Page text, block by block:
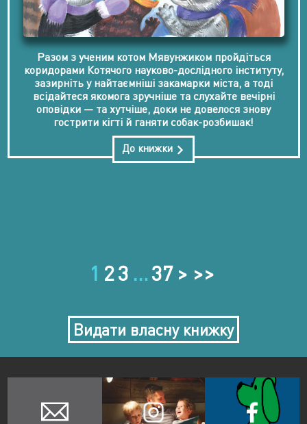
Разом з ученим котом Мявунжиком пройдіться
коридорами Котячого науково-дослідного інституту,
зазирніть у найтаємніші закамарки міста, а тоді
всідайтеся якомога зручніше та слухайте вечірні
оповідки — та хутчіше, доки не довелося знову
гострити кігті й ганяти собак-розбишак!
До книжки
1 23 …37 > >>
Видати власну книжку